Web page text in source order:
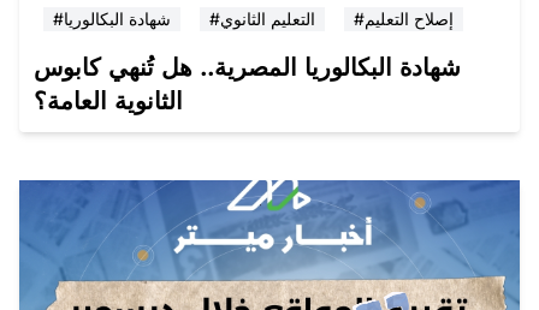
#شهادة البكالوريا #التعليم الثانوي #إصلاح التعليم
شهادة البكالوريا المصرية.. هل تُنهي كابوس
الثانوية العامة؟